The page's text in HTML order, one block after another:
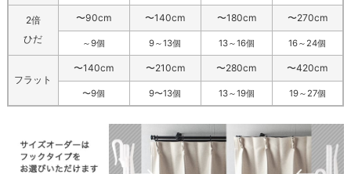
2倍
ひだ
〜90cm 〜140cm 〜180cm 〜270cm
～9個 9～13個 13～16個 16～24個
フラット
〜140cm 〜210cm 〜280cm 〜420cm
〜9個 9〜13個 13～19個 19～27個